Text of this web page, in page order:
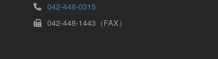
042-448-0315
042-448-1443（FAX）